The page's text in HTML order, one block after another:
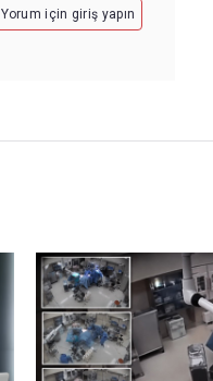
Yorum için giriş yapın